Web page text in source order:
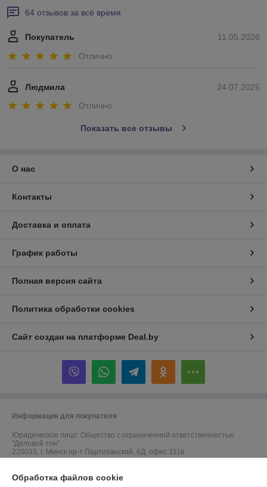
64 отзывов за всё время
11.05.2026
Покупатель
Отлично
24.07.2025
Людмила
Отлично
Показать все отзывы
О нас
Контакты
Доставка и оплата
График работы
Полная версия сайта
Политика обработки cookies
Сайт создан на платформе Deal.by
Информация для покупателя
Юридическое лицо: Общество с ограниченной ответственностью
"Деловой тон"
220033, г. Минск пр-т Партизанский, 6Д, офис 311в
Обработка файлов cookie